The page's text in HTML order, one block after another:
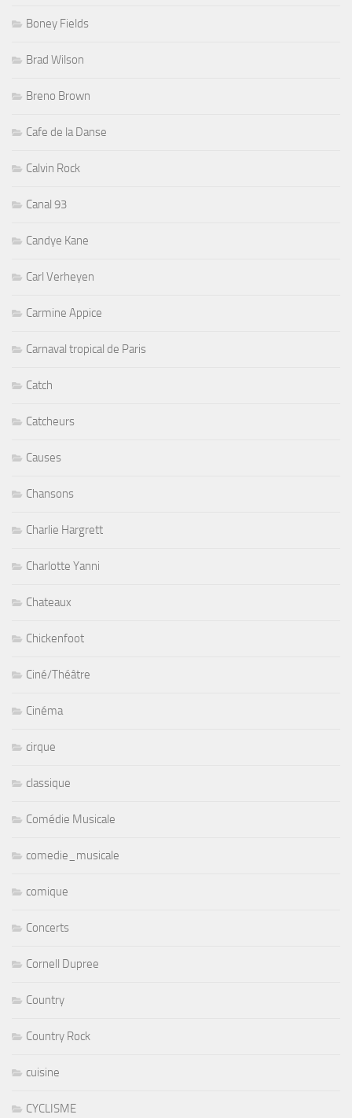
Boney Fields
Brad Wilson
Breno Brown
Cafe de la Danse
Calvin Rock
Canal 93
Candye Kane
Carl Verheyen
Carmine Appice
Carnaval tropical de Paris
Catch
Catcheurs
Causes
Chansons
Charlie Hargrett
Charlotte Yanni
Chateaux
Chickenfoot
Ciné/Théâtre
Cinéma
cirque
classique
Comédie Musicale
comedie_musicale
comique
Concerts
Cornell Dupree
Country
Country Rock
cuisine
CYCLISME